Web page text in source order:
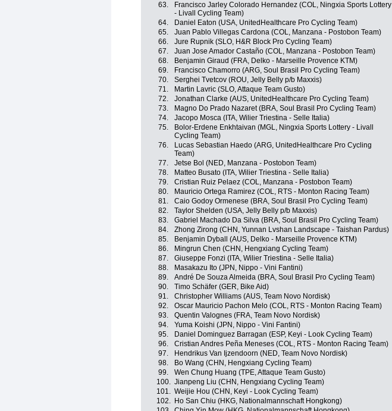
63.
Francisco Jarley Colorado Hernandez (COL, Ningxia Sports Lottery
- Livall Cycling Team)
64. Daniel Eaton (USA, UnitedHealthcare Pro Cycling Team)
65.
Juan Pablo Villegas Cardona (COL, Manzana - Postobon Team)
66.
Jure Rupnik (SLO, H&R Block Pro Cycling Team)
67.
Juan Jose Amador Castaño (COL, Manzana - Postobon Team)
68.
Benjamin Giraud (FRA, Delko - Marseille Provence KTM)
69.
Francisco Chamorro (ARG, Soul Brasil Pro Cycling Team)
70.
Serghei Tvetcov (ROU, Jelly Belly p/b Maxxis)
71.
Martin Lavric (SLO, Attaque Team Gusto)
72.
Jonathan Clarke (AUS, UnitedHealthcare Pro Cycling Team)
73.
Magno Do Prado Nazaret (BRA, Soul Brasil Pro Cycling Team)
74.
Jacopo Mosca (ITA, Wilier Triestina - Selle Italia)
75.
Bolor-Erdene Enkhtaivan (MGL, Ningxia Sports Lottery - Livall
Cycling Team)
76.
Lucas Sebastian Haedo (ARG, UnitedHealthcare Pro Cycling
Team)
77. Jetse Bol (NED, Manzana - Postobon Team)
78.
Matteo Busato (ITA, Wilier Triestina - Selle Italia)
79.
Cristian Ruiz Pelaez (COL, Manzana - Postobon Team)
80.
Mauricio Ortega Ramirez (COL, RTS - Monton Racing Team)
81.
Caio Godoy Ormenese (BRA, Soul Brasil Pro Cycling Team)
82.
Taylor Shelden (USA, Jelly Belly p/b Maxxis)
83.
Gabriel Machado Da Silva (BRA, Soul Brasil Pro Cycling Team)
84.
Zhong Zirong (CHN, Yunnan Lvshan Landscape - Taishan Pardus)
85.
Benjamin Dyball (AUS, Delko - Marseille Provence KTM)
86.
Mingrun Chen (CHN, Hengxiang Cycling Team)
87.
Giuseppe Fonzi (ITA, Wilier Triestina - Selle Italia)
88.
Masakazu Ito (JPN, Nippo - Vini Fantini)
89.
André De Souza Almeida (BRA, Soul Brasil Pro Cycling Team)
90.
Timo Schäfer (GER, Bike Aid)
91.
Christopher Williams (AUS, Team Novo Nordisk)
92.
Oscar Mauricio Pachon Melo (COL, RTS - Monton Racing Team)
93.
Quentin Valognes (FRA, Team Novo Nordisk)
94.
Yuma Koishi (JPN, Nippo - Vini Fantini)
95.
Daniel Dominguez Barragan (ESP, Keyi - Look Cycling Team)
96.
Cristian Andres Peña Meneses (COL, RTS - Monton Racing Team)
97.
Hendrikus Van Ijzendoorn (NED, Team Novo Nordisk)
98.
Bo Wang (CHN, Hengxiang Cycling Team)
99.
Wen Chung Huang (TPE, Attaque Team Gusto)
100. Jianpeng Liu (CHN, Hengxiang Cycling Team)
101. Weijie Hou (CHN, Keyi - Look Cycling Team)
102.
Ho San Chiu (HKG, Nationalmannschaft Hongkong)